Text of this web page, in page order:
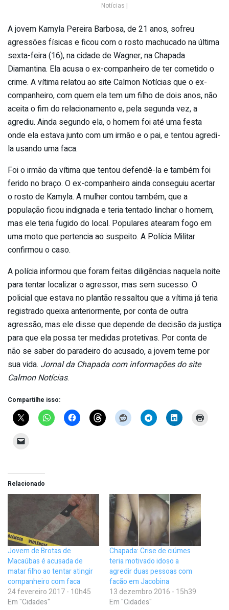
Notícias |
A jovem Kamyla Pereira Barbosa, de 21 anos, sofreu
agressões físicas e ficou com o rosto machucado na última
sexta-feira (16), na cidade de Wagner, na Chapada
Diamantina. Ela acusa o ex-companheiro de ter cometido o
crime. A vítima relatou ao site Calmon Notícias que o ex-
companheiro, com quem ela tem um filho de dois anos, não
aceita o fim do relacionamento e, pela segunda vez, a
agrediu. Ainda segundo ela, o homem foi até uma festa
onde ela estava junto com um irmão e o pai, e tentou agredi-
la usando uma faca.
Foi o irmão da vítima que tentou defendê-la e também foi
ferido no braço. O ex-companheiro ainda conseguiu acertar
o rosto de Kamyla. A mulher contou também, que a
população ficou indignada e teria tentado linchar o homem,
mas ele teria fugido do local. Populares atearam fogo em
uma moto que pertencia ao suspeito. A Polícia Militar
confirmou o caso.
A polícia informou que foram feitas diligências naquela noite
para tentar localizar o agressor, mas sem sucesso. O
policial que estava no plantão ressaltou que a vítima já teria
registrado queixa anteriormente, por conta de outra
agressão, mas ele disse que depende de decisão da justiça
para que ela possa ter medidas protetivas. Por conta de
não se saber do paradeiro do acusado, a jovem teme por
sua vida. Jornal da Chapada com informações do site
Calmon Notícias.
Compartilhe isso:
Relacionado
Jovem de Brotas de
Macaúbas é acusada de
matar filho ao tentar atingir
companheiro com faca
24 fevereiro 2017 - 10h45
Em "Cidades"
Chapada: Crise de ciúmes
teria motivado idoso a
agredir duas pessoas com
facão em Jacobina
13 dezembro 2016 - 15h39
Em "Cidades"